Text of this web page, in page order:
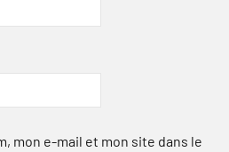
mon e-mail et mon site dans le